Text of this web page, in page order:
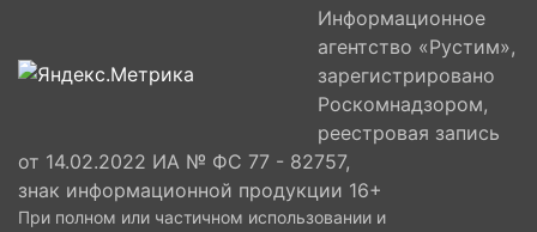
Информационное
агентство «Рустим»,
зарегистрировано
Роскомнадзором,
реестровая запись
от 14.02.2022 ИА № ФС 77 - 82757,
знак информационной продукции 16+
При полном или частичном использовании и